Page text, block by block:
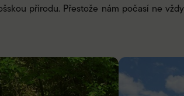
přírodu. Přestože nám počasí ne